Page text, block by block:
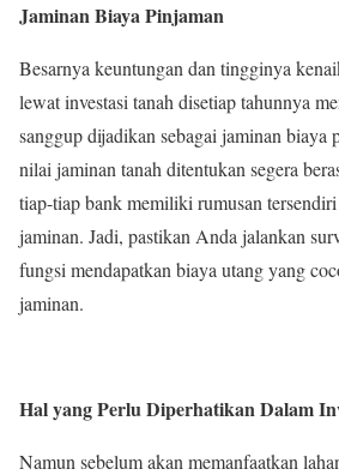
Jaminan Biaya Pinjaman
Besarnya keuntungan dan tingginya
lewat investasi tanah disetiap tahunnya
sanggup dijadikan sebagai jaminan biaya
nilai jaminan tanah ditentukan segera
tiap-tiap bank memiliki rumusan
jaminan. Jadi, pastikan Anda jalankan
fungsi mendapatkan biaya utang yang
jaminan.
Hal yang Perlu Diperhatikan Dalam
Namun sebelum akan memanfaatkan